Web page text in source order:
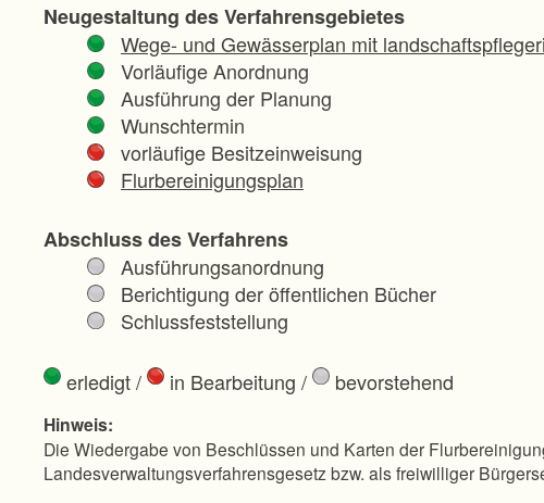
Neugestaltung des Verfahrensgebietes
Wege- und Gewässerplan mit
Vorläufige Anordnung
Ausführung der Planung
Wunschtermin
vorläufige Besitzeinweisung
Flurbereinigungsplan
Abschluss des Verfahrens
Ausführungsanordnung
Berichtigung der öffentlichen Bücher
Schlussfeststellung
erledigt/ in Bearbeitung / bevorstehend
Hinweis:
Die Wiedergabe von Beschlüssen und Karten der
Landesverwaltungsverfahrensgesetz bzw. als freiwilliger